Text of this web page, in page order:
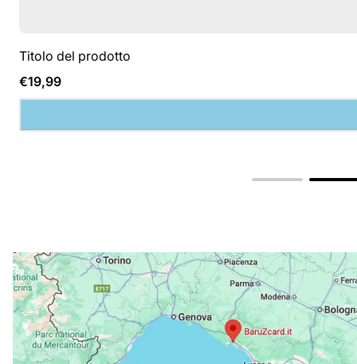
Titolo del prodotto
Prezzo
normale
€19,99